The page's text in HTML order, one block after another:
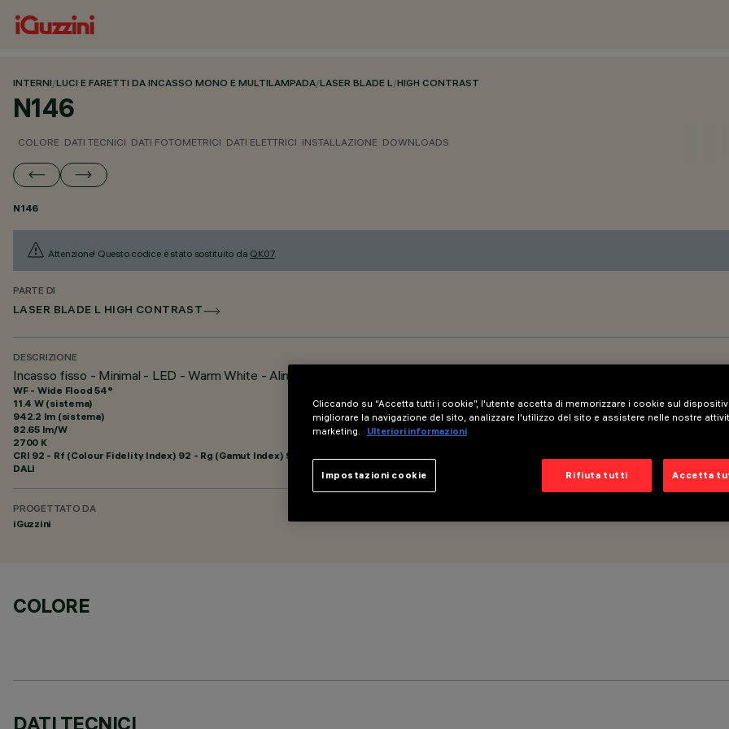
INTERNI/LUCI E FARETTI DA INCASSO MONO E MULTILAMPADA/LASER BLADE L/HIGH CONTRAST
N146
COLORE DATI TECNICI DATI FOTOMETRICI DATI ELETTRICI INSTALLAZIONE DOWNLOADS
N146
Attenzione! Questo codice è stato sostituito da QK07.
PARTE DI
LASER BLADE L HIGH CONTRAST
DESCRIZIONE
Incasso fisso - Minimal - LED - Warm White - Alimentazione dimmerabile DALI - Ottica wide flood
WF - Wide Flood 54°
11.4 W (sistema)
942.2 lm (sistema)
82.65 lm/W
2700 K
CRI 92 - Rf (Colour Fidelity Index) 92 - Rg (Gamut Index) 99
DALI
PROGETTATO DA
iGuzzini
COLORE
DATI TECNICI
Cliccando su “Accetta tutti i cookie”, l'utente accetta di memorizzare i cookie sul
migliorare la navigazione del sito, analizzare l'utilizzo del sito e assistere nelle nostre
marketing.
Ulteriori informazioni
Rifiuta tutti Accetta
Impostazioni cookie